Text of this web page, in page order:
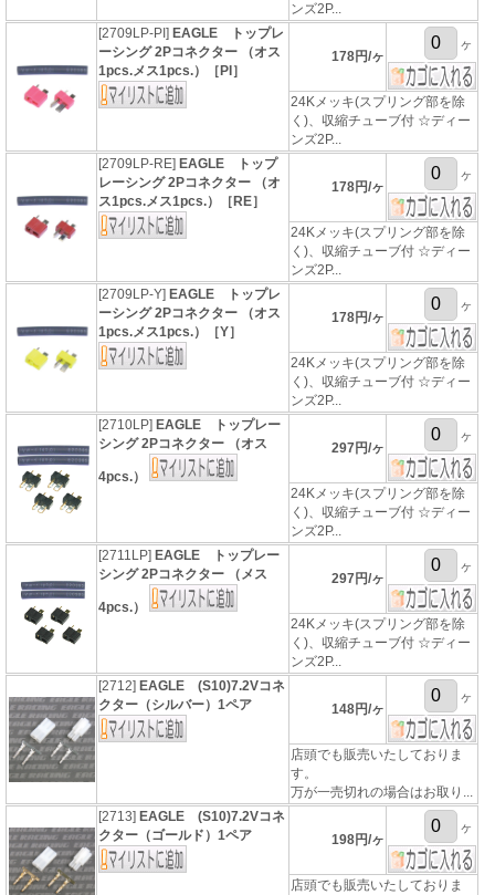
ンズ2P...
[2709LP-PI] EAGLE トップレ
ーシング 2Pコネクター （オス
1pcs.メス1pcs.）［PI］
178円/ヶ
ヶ
24Kメッキ(スプリング部を除
く)、収縮チューブ付 ☆ディー
ンズ2P...
[2709LP-RE] EAGLE トップ
レーシング 2Pコネクター （オ
ス1pcs.メス1pcs.）［RE］
178円/ヶ
ヶ
24Kメッキ(スプリング部を除
く)、収縮チューブ付 ☆ディー
ンズ2P...
[2709LP-Y] EAGLE トップレ
ーシング 2Pコネクター （オス
1pcs.メス1pcs.）［Y］
178円/ヶ
ヶ
24Kメッキ(スプリング部を除
く)、収縮チューブ付 ☆ディー
ンズ2P...
[2710LP] EAGLE トップレー
シング 2Pコネクター （オス
4pcs.）
297円/ヶ
ヶ
24Kメッキ(スプリング部を除
く)、収縮チューブ付 ☆ディー
ンズ2P...
[2711LP] EAGLE トップレー
シング 2Pコネクター （メス
4pcs.）
297円/ヶ
ヶ
24Kメッキ(スプリング部を除
く)、収縮チューブ付 ☆ディー
ンズ2P...
[2712] EAGLE (S10)7.2Vコネ
クター（シルバー）1ペア
148円/ヶ
ヶ
店頭でも販売いたしておりま
す。
万が一売切れの場合はお取り...
[2713] EAGLE (S10)7.2Vコネ
クター（ゴールド）1ペア
198円/ヶ
ヶ
店頭でも販売いたしておりま